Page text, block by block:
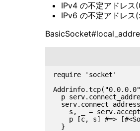
IPv4 の不定アドレス
IPv6 の不定アドレス
require 'socket'
p
    s, _ = serv.accept
p [c, s] #=>
  }